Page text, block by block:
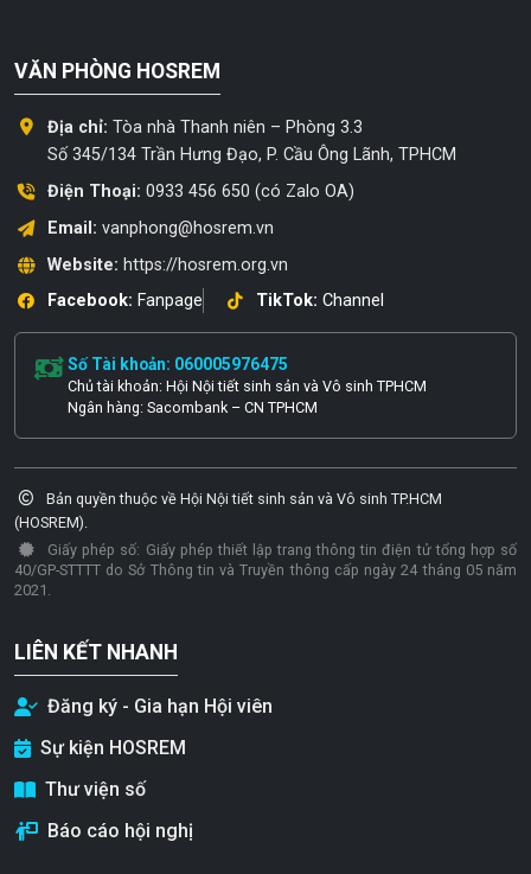
VĂN PHÒNG HOSREM
Địa chỉ: Tòa nhà Thanh niên – Phòng 3.3
Số 345/134 Trần Hưng Đạo, P. Cầu Ông Lãnh, TPHCM
Điện Thoại: 0933 456 650 (có Zalo OA)
Email: vanphong@hosrem.vn
Website: https://hosrem.org.vn
Facebook: Fanpage TikTok: Channel
Số Tài khoản: 060005976475
Chủ tài khoản: Hội Nội tiết sinh sản và Vô sinh TPHCM
Ngân hàng: Sacombank – CN TPHCM
Bản quyền thuộc về Hội Nội tiết sinh sản và Vô sinh TP.HCM
(HOSREM).
Giấy phép số: Giấy phép thiết lập trang thông tin điện tử tổng hợp số
40/GP-STTTT do Sở Thông tin và Truyền thông cấp ngày 24 tháng 05 năm
2021.
LIÊN KẾT NHANH
Đăng ký - Gia hạn Hội viên
Sự kiện HOSREM
Thư viện số
Báo cáo hội nghị